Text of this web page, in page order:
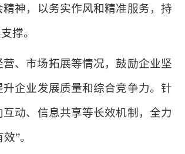
神，以务实作风和精准服务，持
撑。
、市场拓展等情况，鼓励企业坚
企业发展质量和综合竞争力。针
动、信息共享等长效机制，全力
”。